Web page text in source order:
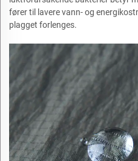
fører til lavere vann- og
plagget forlenges.